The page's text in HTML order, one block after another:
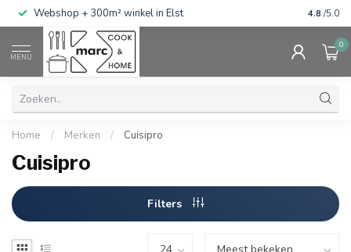
Webshop + 300m² winkel in Elst Gratis
4.8 /5.0
MENU
0
Home / Merken / Cuisipro
Cuisipro
Filters